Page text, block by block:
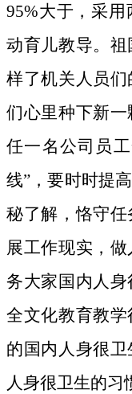
95%大于，采
动育儿教导。
样了机关人员
们心里种下新一
任一名公司员
线”，要时时提
秘了解，恪守
展工作现实，
务大家国内人
全文化教育教
的国内人身很
人身很卫生的习